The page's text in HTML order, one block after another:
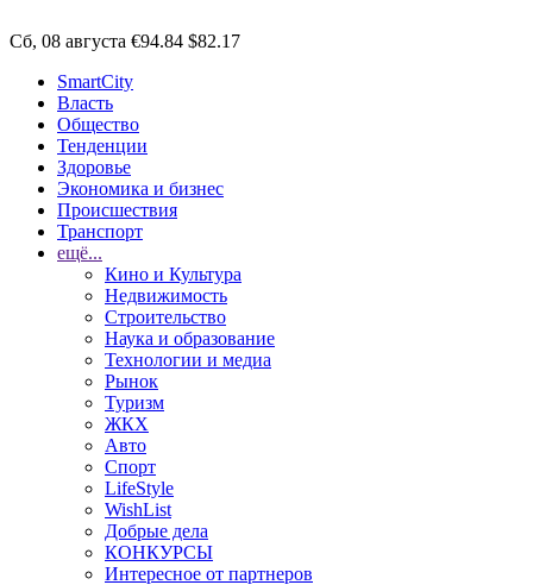
Сб, 08 августа €94.84 $82.17
SmartCity
Власть
Общество
Тенденции
Здоровье
Экономика и бизнес
Происшествия
Транспорт
ещё...
Кино и Культура
Недвижимость
Строительство
Наука и образование
Технологии и медиа
Рынок
Туризм
ЖКХ
Авто
Спорт
LifeStyle
WishList
Добрые дела
КОНКУРСЫ
Интересное от партнеров